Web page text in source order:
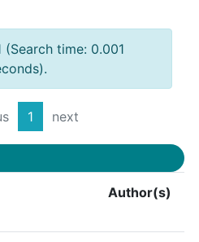
(Search time: 0.001
1 next
Author(s)